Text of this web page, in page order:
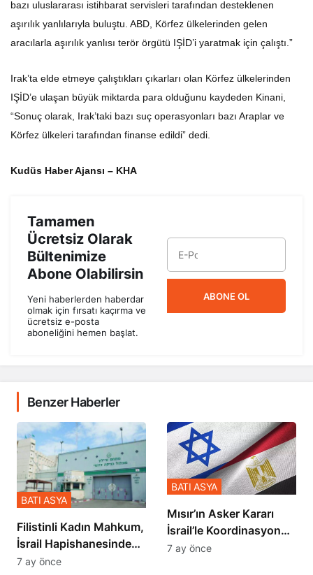
bazı uluslararası istihbarat servisleri tarafından desteklenen
aşırılık yanlılarıyla buluştu. ABD, Körfez ülkelerinden gelen
aracılarla aşırılık yanlısı terör örgütü IŞİD’i yaratmak için çalıştı.”
Irak’ta elde etmeye çalıştıkları çıkarları olan Körfez ülkelerinden
IŞİD’e ulaşan büyük miktarda para olduğunu kaydeden Kinani,
“Sonuç olarak, Irak’taki bazı suç operasyonları bazı Araplar ve
Körfez ülkeleri tarafından finanse edildi” dedi.
Kudüs Haber Ajansı – KHA
Tamamen
Ücretsiz Olarak
Bültenimize
Abone Olabilirsin
Yeni haberlerden haberdar
olmak için fırsatı kaçırma ve
ücretsiz e-posta
aboneliğini hemen başlat.
ABONE OL
Benzer Haberler
Filistinli Kadın Mahkum,
İsrail Hapishanesindeki
Zulmü Anlattı
BATI ASYA
7 ay önce
Mısır’ın Asker Kararı
İsrail’le Koordinasyon
İçinde Gerçekleşmiş
BATI ASYA
7 ay önce